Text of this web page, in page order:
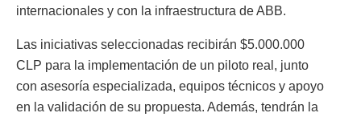
internacionales y con la infraestructura de ABB.
Las iniciativas seleccionadas recibirán $5.000.000
CLP para la implementación de un piloto real, junto
con asesoría especializada, equipos técnicos y apoyo
en la validación de su propuesta. Además, tendrán la